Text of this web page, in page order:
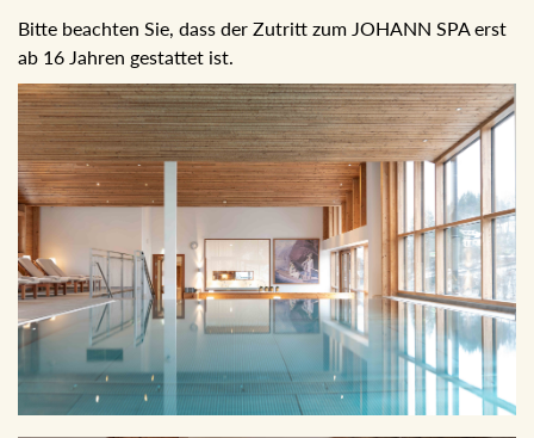
Bitte beachten Sie, dass der Zutritt zum JOHANN SPA erst
ab 16 Jahren gestattet ist.